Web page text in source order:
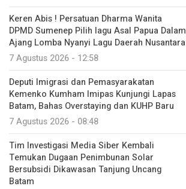
Keren Abis ! Persatuan Dharma Wanita
DPMD Sumenep Pilih lagu Asal Papua Dalam
Ajang Lomba Nyanyi Lagu Daerah Nusantara
7 Agustus 2026 - 12:58
Deputi Imigrasi dan Pemasyarakatan
Kemenko Kumham Imipas Kunjungi Lapas
Batam, Bahas Overstaying dan KUHP Baru
7 Agustus 2026 - 08:48
Tim Investigasi Media Siber Kembali
Temukan Dugaan Penimbunan Solar
Bersubsidi Dikawasan Tanjung Uncang
Batam